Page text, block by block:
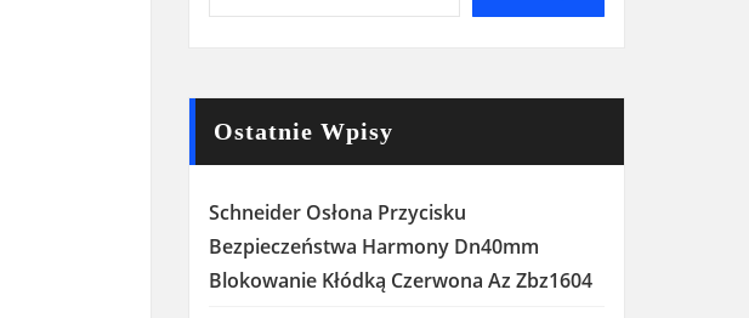
Ostatnie Wpisy
Schneider Osłona Przycisku
Bezpieczeństwa Harmony Dn40mm
Blokowanie Kłódką Czerwona Az Zbz1604